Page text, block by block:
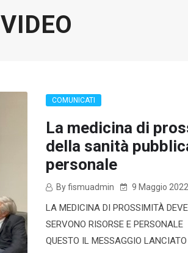
VIDEO
COMUNICATI
La medicina di
della sanità
personale
By fismuadmin 9 Maggio 2022
LA MEDICINA DI PROSSIMITÀ
SERVONO RISORSE E
QUESTO IL MESSAGGIO